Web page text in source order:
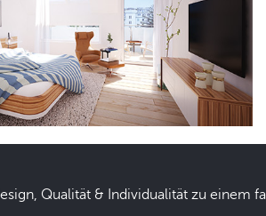
Qualität & Individualität zu einem